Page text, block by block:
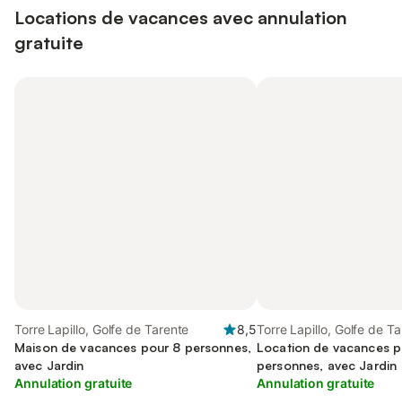
Locations de vacances avec annulation
gratuite
Torre Lapillo, Golfe de Tarente
8,5
Maison de vacances pour 8 personnes,
avec Jardin
Annulation gratuite
Torre Lapillo, Golfe de
Location de vacances
personnes, avec Jardin
Annulation gratuite